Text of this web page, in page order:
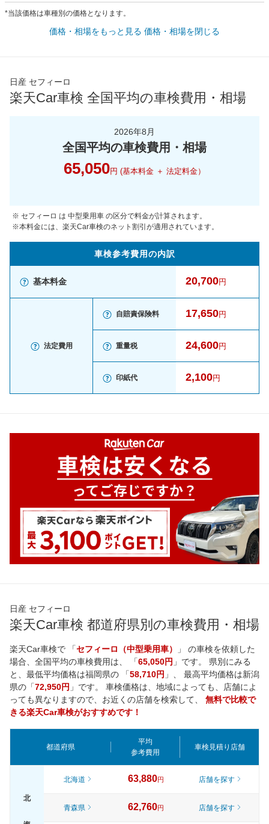
*当該価格は車種別の価格となります。
価格・相場をもっと見る 価格・相場を閉じる
日産 セフィーロ
楽天Car車検 全国平均の車検費用・相場
2026年8月
全国平均の車検費用・相場
65,050円 (基本料金 ＋ 法定料金）
※ セフィーロ は 中型乗用車 の区分で料金が計算されます。
※本料金には、楽天Car車検のネット割引が適用されています。
車検参考費用の内訳
基本料金 20,700円
法定費用
自賠責保険料 17,650円
重量税 24,600円
印紙代 2,100円
日産 セフィーロ
楽天Car車検 都道府県別の車検費用・相場
楽天Car車検で 「セフィーロ（中型乗用車）
」 の車検を依頼した
場合、全国平均の車検費用は、 「65,050円 」です。 県別にみる
と、最低平均価格は福岡県の 「58,710円 」、 最高平均価格は新潟
県の「72,950円 」です。 車検価格は、地域によっても、店舗によ
っても異なりますので、お近くの店舗を検索して、 無料で比較で
きる楽天Car車検がおすすめです！
都道府県
平均
参考費用
車検見積り店舗
北
北海道 63,880円 店舗を探す
青森県 62,760円 店舗を探す